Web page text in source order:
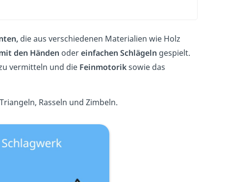
die aus verschiedenen Materialien wie Holz
den Händen odereinfachen Schlägeln gespielt.
vermitteln und die Feinmotoriksowie das
Rasseln und Zimbeln.